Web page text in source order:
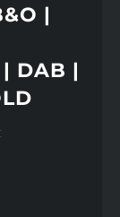
|
DAB |